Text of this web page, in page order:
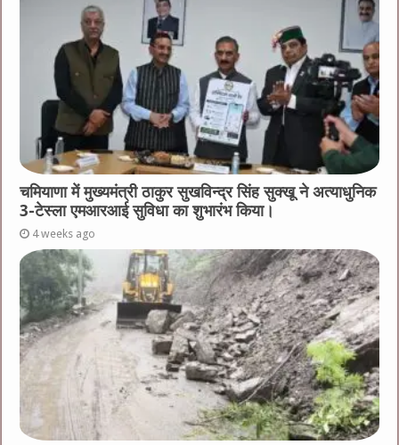
चमियाणा में मुख्यमंत्री ठाकुर सुखविन्द्र सिंह सुक्खू ने अत्याधुनिक
3-टेस्ला एमआरआई सुविधा का शुभारंभ किया।
4 weeks ago